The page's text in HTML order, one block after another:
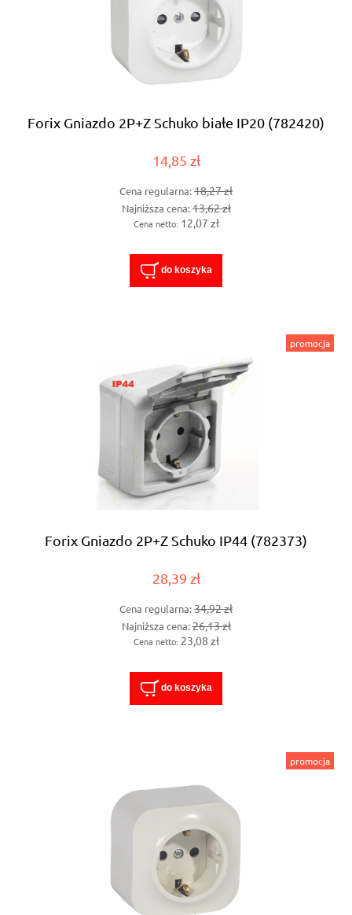
Forix Gniazdo 2P+Z Schuko białe IP20 (782420)
14,85 zł
Cena regularna:18,27 zł
Najniższa cena:13,62 zł
Cena netto: 12,07 zł
do koszyka
Forix Gniazdo 2P+Z Schuko IP44 (782373)
28,39 zł
Cena regularna:34,92 zł
Najniższa cena:26,13 zł
Cena netto: 23,08 zł
do koszyka
promocja
promocja